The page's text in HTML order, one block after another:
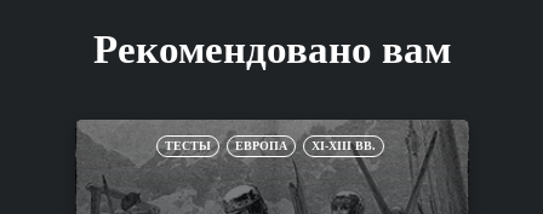
Рекомендовано вам
ТЕСТЫ ЕВРОПА XI-XIII ВВ.